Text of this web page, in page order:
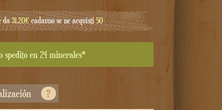
da31.20€cadauno se ne acquisti50
spedito en 24 minerales*
?